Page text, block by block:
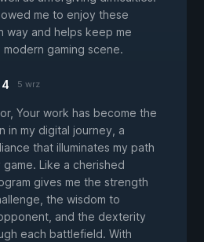
me to enjoy these
way and helps keep me
gaming scene.
5 wrz
Your work has become the
in my digital journey, a
that illuminates my path
Like a cherished
gives me the strength
the wisdom to
and the dexterity
each battlefield. With